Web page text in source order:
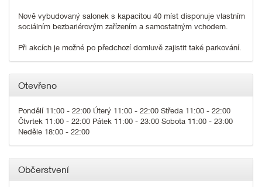
Nově vybudovaný salonek s kapacitou 40 míst disponuje vlastním
sociálním bezbariérovým zařízením a samostatným vchodem.
Při akcích je možné po předchozí domluvě zajistit také parkování.
Otevřeno
Pondělí 11:00 - 22:00 Úterý 11:00 - 22:00 Středa 11:00 - 22:00
Čtvrtek 11:00 - 22:00 Pátek 11:00 - 23:00 Sobota 11:00 - 23:00
Neděle 18:00 - 22:00
Občerstvení